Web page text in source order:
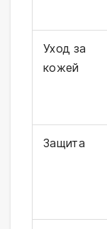
Уход за
кожей
Защита